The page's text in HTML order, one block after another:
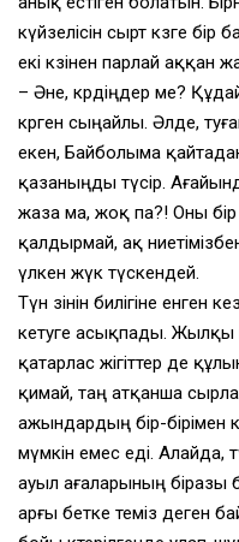
күйзелісін сырт көзге
екі көзінен парлай
– Әне, көрдіңдер ме?
көрген сыңайлы. Әлде,
екен, Байболыма
қазаныңды түсір.
жаза ма, жоқ па?! Оны бір
қалдырмай, ақ
үлкен жүк түскендей.
Түн өзінін билігіне енген
кетуге асықпады. Жылқы
қатарлас жігіттер де
қимай, таң атқанша
ажындардың бір-бірімен
мүмкін емес еді. Алайда,
ауыл ағаларының біразы
арғы бетке өтеміз деген